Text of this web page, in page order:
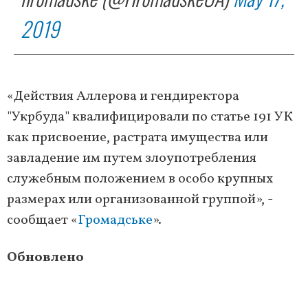
2019
«Действия Аллерова и гендиректора
"Укрбуда" квалифицировали по статье 191 УК
как присвоение, растрата имущества или
завладение им путем злоупотребления
служебным положением в особо крупных
размерах или организованной группой», -
сообщает «Громадське».
Обновлено